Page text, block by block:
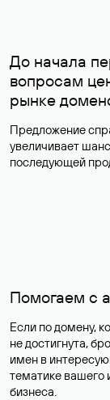
До начала
вопросам
рынке
Предложение
увеличивает
последующей
Помогаем с
Если по домену,
не достигнута,
имен в
тематике вашего
бизнеса.